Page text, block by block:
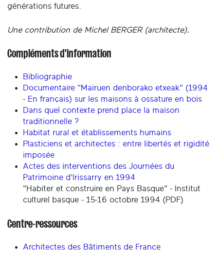
générations futures.
Une contribution de Michel BERGER (architecte).
Compléments d'information
Bibliographie
Documentaire "Mairuen denborako etxeak" (1994
- En français) sur les maisons à ossature en bois
Dans quel contexte prend place la maison
traditionnelle ?
Habitat rural et établissements humains
Plasticiens et architectes : entre libertés et rigidité
imposée
Actes des interventions des Journées du
Patrimoine d'Irissarry en 1994
"Habiter et construire en Pays Basque" - Institut
culturel basque - 15-16 octobre 1994 (PDF)
Centre-ressources
Architectes des Bâtiments de France